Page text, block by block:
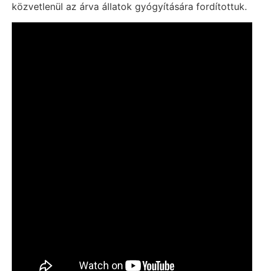
közvetlenül az árva állatok gyógyítására fordítottuk.